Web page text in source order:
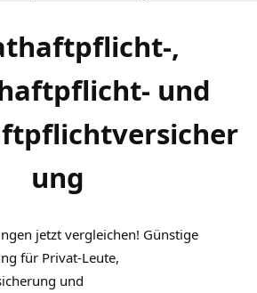
,
und
ung
jetzt vergleichen! Günstige
für Privat-Leute,
und